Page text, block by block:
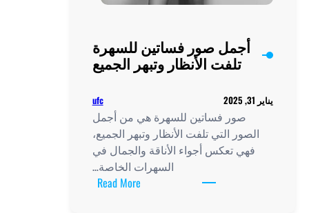
أجمل صور فساتين للسهرة
تلفت الأنظار وتبهر الجميع
يناير 31, 2025 ufc
صور فساتين للسهرة هي من أجمل
الصور التي تلفت الأنظار وتبهر الجميع،
فهي تعكس أجواء الأناقة والجمال في
السهرات الخاصة…
Read More